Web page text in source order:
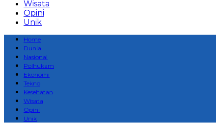
Wisata
Opini
Unik
Home
Dunia
Nasional
Polhukam
Ekonomi
Tekno
Kesehatan
Wisata
Opini
Unik